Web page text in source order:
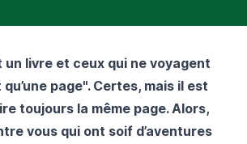
un livre et ceux qui ne voyagent
qu’une page". Certes, mais il est
toujours la même page. Alors,
vous qui ont soif d’aventures